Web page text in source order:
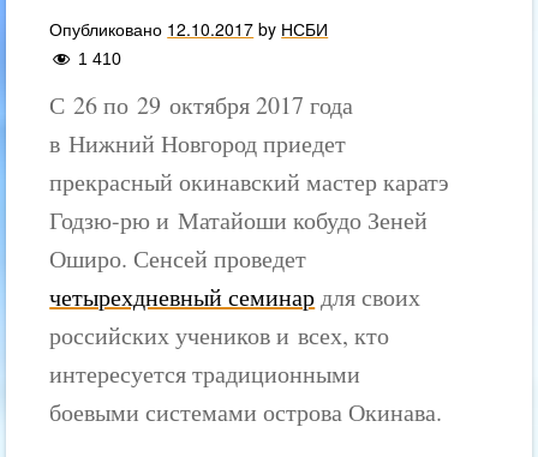
Опубликовано 12.10.2017 by НСБИ
1 410
С 26 по 29 октября 2017 года
в Нижний Новгород приедет
прекрасный окинавский мастер каратэ
Годзю-рю и Матайоши кобудо Зеней
Оширо. Сенсей проведет
четырехдневный семинардля своих
российских учеников и всех, кто
интересуется традиционными
боевыми системами острова Окинава.